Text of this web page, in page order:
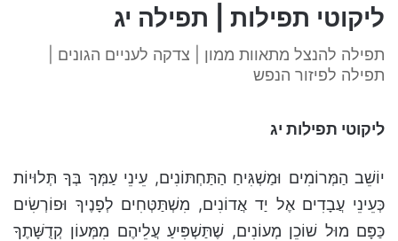
ליקוטי תפילות | תפילה יג
תפילה להנצל מתאוות ממון | צדקה לעניים הגונים |
תפילה לפיזור הנפש
ליקוטי תפילות יג
יוֹשֵׁב הַמְּרוֹמִים וּמַשְׁגִּיחַ הַתַּחְתּוֹנִים, עֵינֵי עַמְּךָ בְּךָ תְּלוּיוֹת
כְּעֵינֵי עֲבָדִים אֶל יַד אֲדוֹנִים, מִשְׁתַּטְּחִים לְפָנֶיךָ וּפוֹרְשִׂים
כַּפָּם מוּל שׁוֹכֵן מְעוֹנִים, שֶׁתַּשְׁפִּיעַ עֲלֵיהֶם מִמְּעוֹן קְדֻשָּׁתֶךָ